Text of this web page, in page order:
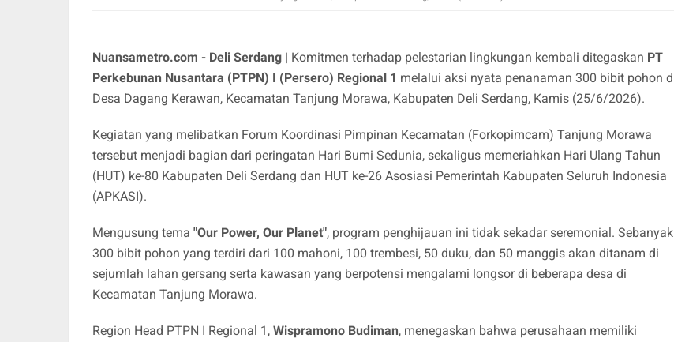
Nuansametro.com - Deli Serdang | Komitmen terhadap pelestarian lingkungan kembali ditegaskan PT
Perkebunan Nusantara (PTPN) I (Persero) Regional 1 melalui aksi nyata penanaman 300 bibit pohon
Desa Dagang Kerawan, Kecamatan Tanjung Morawa, Kabupaten Deli Serdang, Kamis (25/6/2026).
Kegiatan yang melibatkan Forum Koordinasi Pimpinan Kecamatan (Forkopimcam) Tanjung Morawa
tersebut menjadi bagian dari peringatan Hari Bumi Sedunia, sekaligus memeriahkan Hari Ulang Tahun
(HUT) ke-80 Kabupaten Deli Serdang dan HUT ke-26 Asosiasi Pemerintah Kabupaten Seluruh Indonesia
(APKASI).
Mengusung tema "Our Power, Our Planet", program penghijauan ini tidak sekadar seremonial. Sebanyak
300 bibit pohon yang terdiri dari 100 mahoni, 100 trembesi, 50 duku, dan 50 manggis akan ditanam di
sejumlah lahan gersang serta kawasan yang berpotensi mengalami longsor di beberapa desa di
Kecamatan Tanjung Morawa.
Region Head PTPN I Regional 1, Wispramono Budiman, menegaskan bahwa perusahaan memiliki